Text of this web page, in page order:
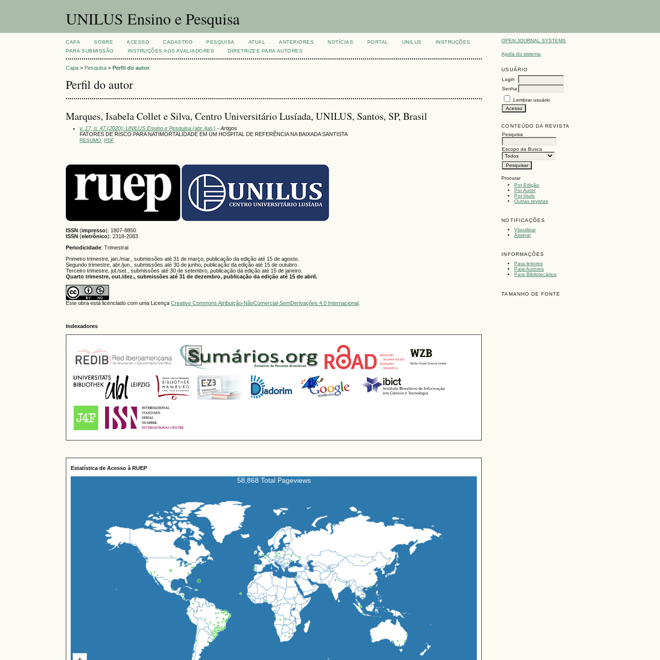
UNILUS Ensino e Pesquisa
OPEN JOURNAL SYSTEMS
Ajuda do sistema
USUÁRIO
Login
Senha
Lembrar usuário
CONTEÚDO DA REVISTA
Pesquisa
Escopo da Busca
Procurar
Por Edição
Por Autor
Por título
Outras revistas
NOTIFICAÇÕES
Visualizar
Assinar
INFORMAÇÕES
Para leitores
Para Autores
Para Bibliotecários
TAMANHO DE FONTE
CAPA SOBRE ACESSO CADASTRO PESQUISA ATUAL ANTERIORES NOTÍCIAS PORTAL UNILUS
INSTRUÇÕES
PARA SUBMISSÃO
INSTRUÇÕES AOS AVALIADORES DIRETRIZES PARA AUTORES
Capa > Pesquisa >Perfil do autor
Perfil do autor
Marques, Isabela Collet e Silva, Centro Universitário Lusíada, UNILUS, Santos, SP, Brasil
v. 17, n. 47 (2020): UNILUS Ensino e Pesquisa (abr./jun.) - Artigos
FATORES DE RISCO PARA NATIMORTALIDADE EM UM HOSPITAL DE REFERÊNCIA NA BAIXADA SANTISTA
RESUMO PDF
ISSN (impresso): 1807-8850
ISSN (eletrônico):2318-2083
Periodicidade: Trimestral
Primeiro trimestre, jan./mar., submissões até 31 de março, publicação da edição até 15 de agosto.
Segundo trimestre, abr./jun., submissões até 30 de junho, publicação da edição até 15 de outubro.
Terceiro trimestre, jul./set., submissões até 30 de setembro, publicação da edição até 15 de janeiro.
Quarto trimestre, out./dez., submissões até 31 de dezembro, publicação da edição até 15 de abril.
Este obra está licenciado com uma LicençaCreative Commons Atribuição-NãoComercial-SemDerivações 4.0 Internacional
Indexadores
Estatística de Acesso à RUEP
58,868 Total Pageviews